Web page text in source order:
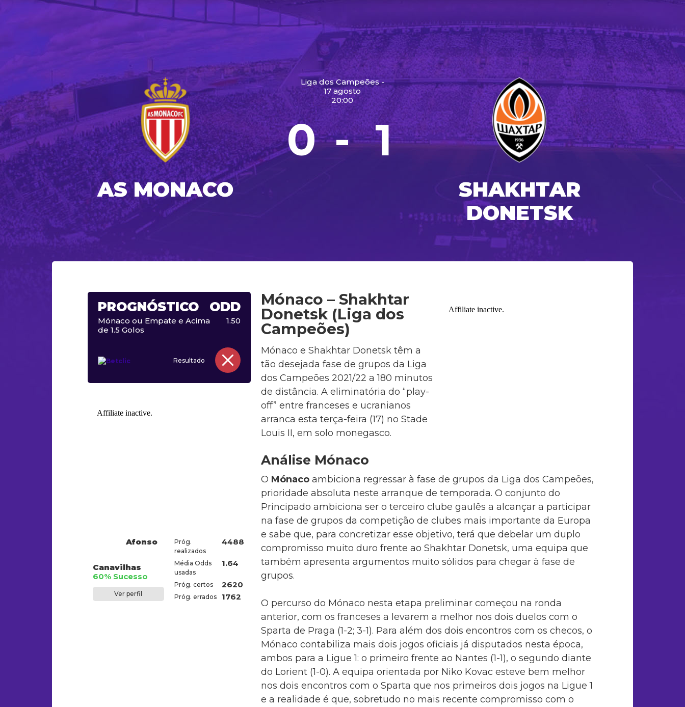
AS MONACO
Liga dos Campeões -
17 agosto
20:00
0 - 1
SHAKHTAR
DONETSK
PROGNÓSTICO ODD
Mónaco ou Empate e Acima
de 1.5 Golos
1.50
Resultado
Afonso
Canavilhas
60% Sucesso
Ver perfil
Próg.
realizados
4488
Média Odds
usadas
1.64
Próg. certos 2620
Próg. errados 1762
Mónaco – Shakhtar
Donetsk (Liga dos
Campeões)
Mónaco e Shakhtar Donetsk têm a
tão desejada fase de grupos da Liga
dos Campeões 2021/22 a 180 minutos
de distância. A eliminatória do “play-
off” entre franceses e ucranianos
arranca esta terça-feira (17) no Stade
Louis II, em solo monegasco.
Análise Mónaco
O Mónacoambiciona regressar à fase de grupos da Liga dos Campeões,
prioridade absoluta neste arranque de temporada. O conjunto do
Principado ambiciona ser o terceiro clube gaulês a alcançar a participar
na fase de grupos da competição de clubes mais importante da Europa
e sabe que, para concretizar esse objetivo, terá que debelar um duplo
compromisso muito duro frente ao Shakhtar Donetsk, uma equipa que
também apresenta argumentos muito sólidos para chegar à fase de
grupos.
O percurso do Mónaco nesta etapa preliminar começou na ronda
anterior, com os franceses a levarem a melhor nos dois duelos com o
Sparta de Praga (1-2; 3-1). Para além dos dois encontros com os checos, o
Mónaco contabiliza mais dois jogos oficiais já disputados nesta época,
ambos para a Ligue 1: o primeiro frente ao Nantes (1-1), o segundo diante
do Lorient (1-0). A equipa orientada por Niko Kovac esteve bem melhor
nos dois encontros com o Sparta que nos primeiros dois jogos na Ligue 1
e a realidade é que, sobretudo no mais recente compromisso com o